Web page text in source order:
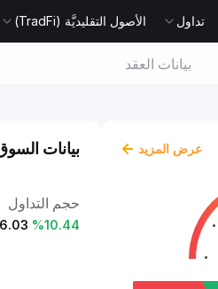
تداول الأصول التقليديَّة (TradFi)
بيانات العقد
عرض المزيد بيانات
حجم التداول
10.44
%
B USD